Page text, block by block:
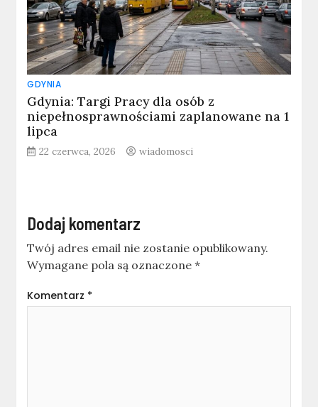
GDYNIA
Gdynia: Targi Pracy dla osób z
niepełnosprawnościami zaplanowane na 1
lipca
22 czerwca, 2026 wiadomosci
Dodaj komentarz
Twój adres email nie zostanie opublikowany.
Wymagane pola są oznaczone*
Komentarz *